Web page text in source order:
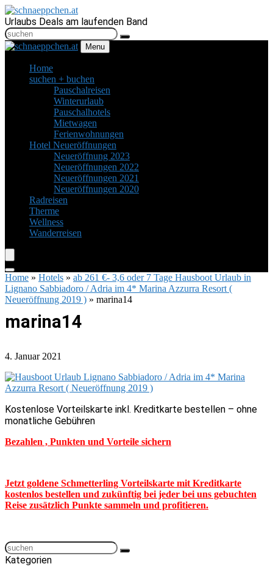
Urlaubs Deals am laufenden Band
Menu
Home
suchen + buchen
Pauschalreisen
Winterurlaub
Pauschalhotels
Mietwagen
Ferienwohnungen
Hotel Neueröffnungen
Neueröffnung 2023
Neueröffnungen 2022
Neueröffnungen 2021
Neueröffnungen 2020
Radreisen
Therme
Wellness
Wanderreisen
Home » Hotels » ab 261 €- 3,6 oder 7 Tage Hausboot Urlaub in
Lignano Sabbiadoro / Adria im 4* Marina Azzurra Resort (
Neueröffnung 2019 ) » marina14
marina14
4. Januar 2021
Kostenlose Vorteilskarte inkl. Kreditkarte bestellen – ohne
monatliche Gebühren
Bezahlen , Punkten und Vorteile sichern
Jetzt goldene Schmetterling Vorteilskarte mit Kreditkarte
kostenlos bestellen und zukünftig bei jeder bei uns gebuchten
Reise zusätzlich Punkte sammeln und profitieren.
Kategorien